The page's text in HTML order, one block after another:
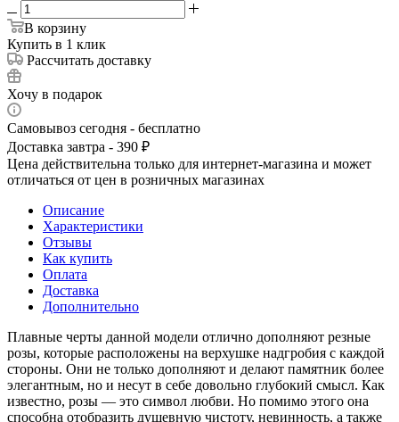
В корзину
Купить в 1 клик
Рассчитать доставку
Хочу в подарок
Самовывоз сегодня - бесплатно
Доставка завтра - 390 ₽
Цена действительна только для интернет-магазина и может
отличаться от цен в розничных магазинах
Описание
Характеристики
Отзывы
Как купить
Оплата
Доставка
Дополнительно
Плавные черты данной модели отлично дополняют резные
розы, которые расположены на верхушке надгробия с каждой
стороны. Они не только дополняют и делают памятник более
элегантным, но и несут в себе довольно глубокий смысл. Как
известно, розы — это символ любви. Но помимо этого она
способна отобразить душевную чистоту, невинность, а также